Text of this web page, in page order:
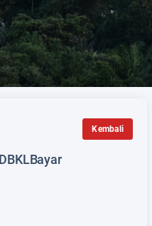
Kembali